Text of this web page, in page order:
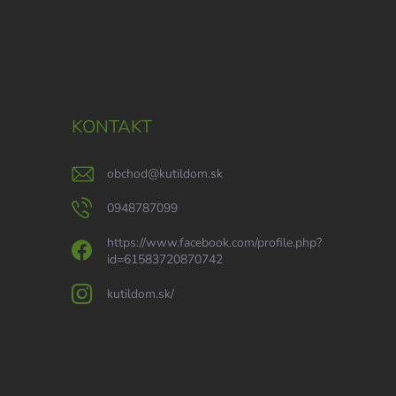
KONTAKT
obchod@kutildom.sk
0948787099
https://www.facebook.com/profile.php?
id=61583720870742
kutildom.sk/